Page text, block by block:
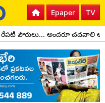
TV
Epaper
పౌరులు... అందరూ చదవాలి